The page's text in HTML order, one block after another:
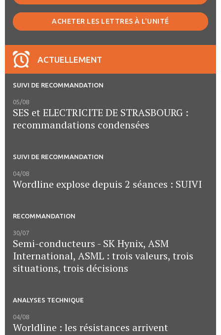
ACHETER LES LETTRES À L'UNITÉ
ACTUELLEMENT
SUIVI DE RECOMMANDATION
05/08
SES et ELECTRICITE DE STRASBOURG :
recommandations condensées
SUIVI DE RECOMMANDATION
04/08
Wordline explose depuis 2 séances : SUIVI
RECOMMANDATION
30/07
Semi-conducteurs - SK Hynix, ASM
International, ASML : trois valeurs, trois
situations, trois décisions
ANALYSES TECHNIQUE
04/08
Worldline : les résistances arrivent